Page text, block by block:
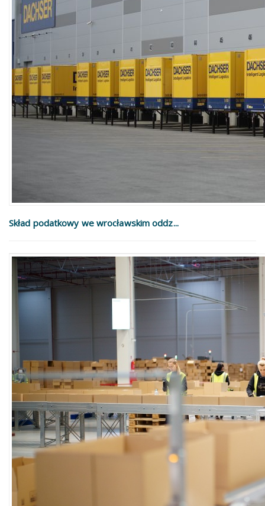
Skład podatkowy we wrocławskim oddz...